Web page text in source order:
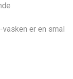
er en smal